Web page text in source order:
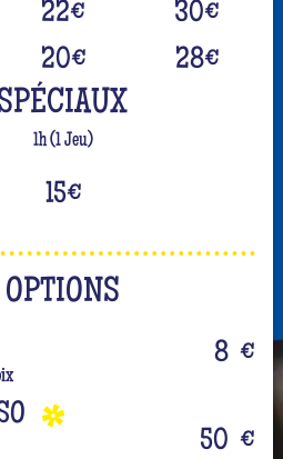
22€ 30€
20€ 28€
1h (1 Jeu)
15€
8 €
50 €